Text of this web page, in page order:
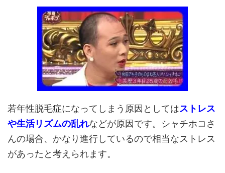
若年性脱毛症になってしまう原因としてはストレス
や生活リズムの乱れなどが原因です。シャチホコさ
んの場合、かなり進行しているので相当なストレス
があったと考えられます。